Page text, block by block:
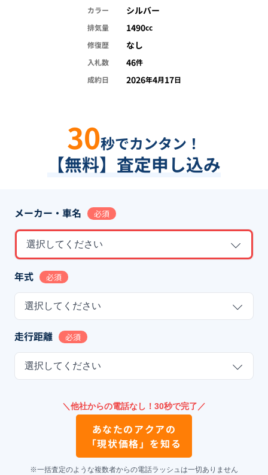
カラー
シルバー
排気量 1490cc
修復歴
なし
入札数 46件
成約日
2026年4月17日
30秒でカンタン！
【無料】査定申し込み
メーカー・車名 必須
選択してください
年式 必須
選択してください
走行距離 必須
選択してください
＼他社からの電話なし！30秒で完了／
あなたのアクアの
「現状価格」を知る
※一括査定のような複数者からの電話ラッシュは一切ありません